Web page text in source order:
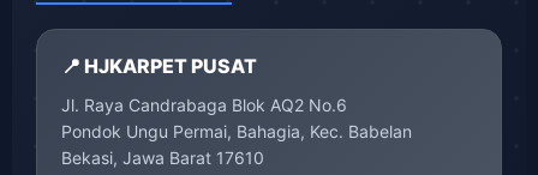
📍 HJKARPET PUSAT
Jl. Raya Candrabaga Blok AQ2 No.6
Pondok Ungu Permai, Bahagia, Kec. Babelan
Bekasi, Jawa Barat 17610